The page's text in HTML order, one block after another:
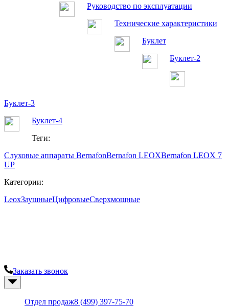
Руководство по эксплуатации
Технические характеристики
Буклет
Буклет-2
Буклет-3
Буклет-4
Теги:
Слуховые аппараты BernafonBernafon LEOXBernafon LEOX 7
UP
Категории:
LeoxЗаушныеЦифровыеСверхмощные
Заказать звонок
Отдел продаж8 (499) 397-75-70